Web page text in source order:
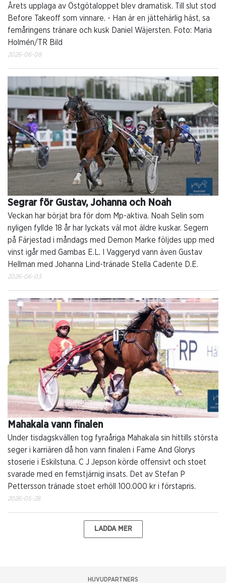
Årets upplaga av Östgötaloppet blev dramatisk. Till slut stod
Before Takeoff som vinnare. - Han är en jättehärlig häst, sa
femåringens tränare och kusk Daniel Wäjersten. Foto: Maria
Holmén/TR Bild
2026-06-08
Segrar för Gustav, Johanna och Noah
Veckan har börjat bra för dom Mp-aktiva. Noah Selin som
nyligen fyllde 18 år har lyckats väl mot äldre kuskar. Segern
på Färjestad i måndags med Demon Marke följdes upp med
vinst igår med Gambas E.L. I Vaggeryd vann även Gustav
Hellman med Johanna Lind-tränade Stella Cadente D.E.
2026-06-03
Mahakala vann finalen
Under tisdagskvällen tog fyraåriga Mahakala sin hittills största
seger i karriären då hon vann finalen i Fame And Glorys
stoserie i Eskilstuna. C J Jepson körde offensivt och stoet
svarade med en femstjärnig insats. Det av Stefan P
Pettersson tränade stoet erhöll 100.000 kr i förstapris.
2026-05-28
LADDA MER
HUVUDPARTNERS